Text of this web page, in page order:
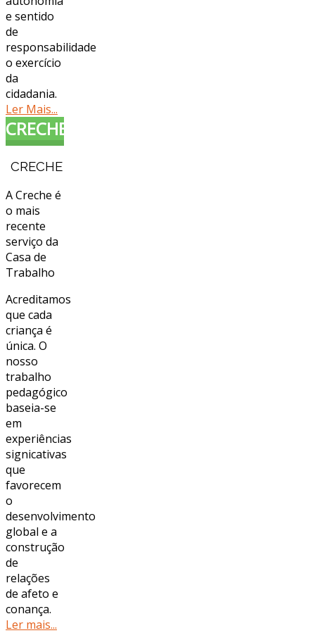
e sentido
de
responsabilidade
o exercício
da
cidadania.
Ler Mais...
CRECHE
CRECHE
A Creche é
o mais
recente
serviço da
Casa de
Trabalho
Acreditamos
que cada
criança é
única. O
nosso
trabalho
pedagógico
baseia-se
em
experiências
significativas
que
favorecem
o
desenvolvimento
global e a
construção
de
relações
de afeto e
confiança.
Ler mais...